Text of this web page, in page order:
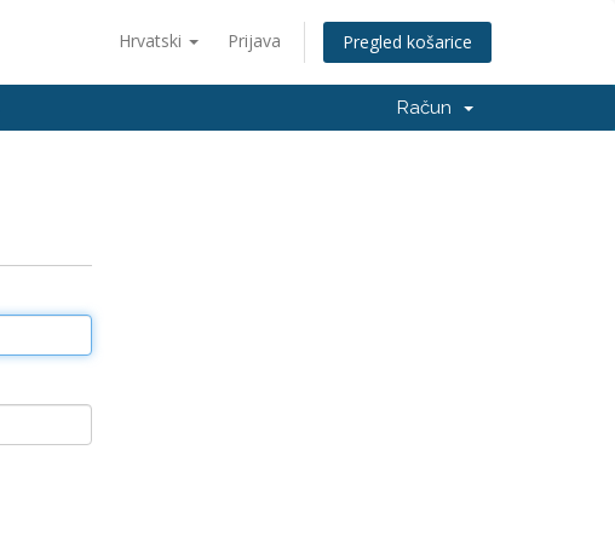
Hrvatski Prijava Pregled košarice
Račun